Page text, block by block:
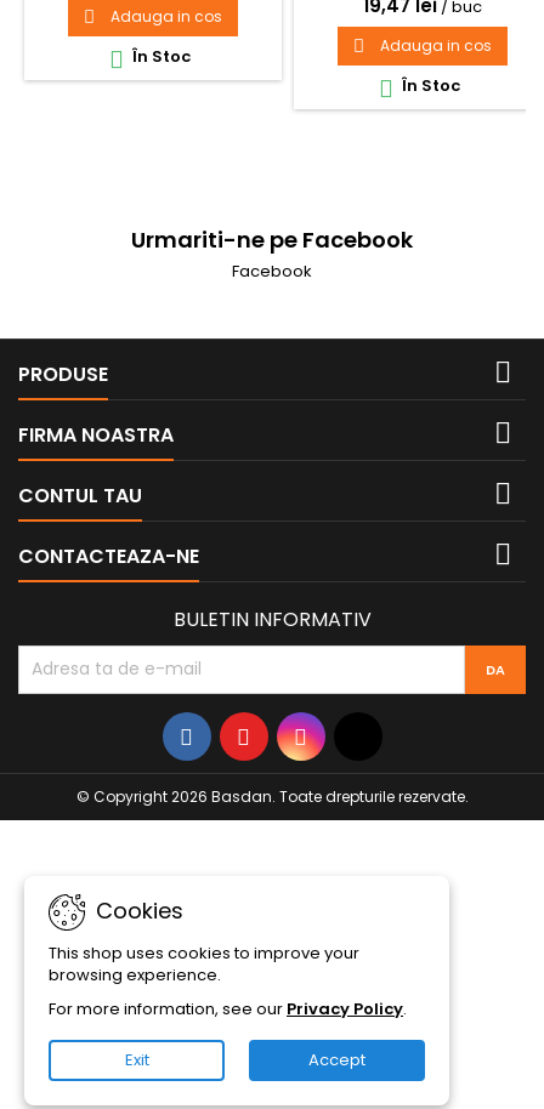
 Adauga in cos
 În Stoc
19,47 lei / buc
 Adauga in cos
 În Stoc
Urmariti-ne pe Facebook
Facebook
PRODUSE 
FIRMA NOASTRA 
CONTUL TAU 
CONTACTEAZA-NE 
Cookies
This shop uses cookies to improve your
browsing experience.
For more information, see our Privacy Policy.
Exit Accept
BULETIN INFORMATIV
© Copyright 2026 Basdan. Toate drepturile rezervate.